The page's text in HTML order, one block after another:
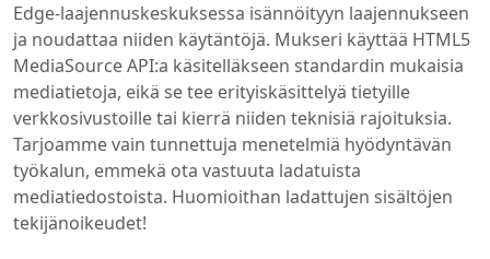
Edge-laajennuskeskuksessa isännöityyn laajennukseen
ja noudattaa niiden käytäntöjä. Mukseri käyttää HTML5
MediaSource API:a käsitelläkseen standardin mukaisia
mediatietoja, eikä se tee erityiskäsittelyä tietyille
verkkosivustoille tai kierrä niiden teknisiä rajoituksia.
Tarjoamme vain tunnettuja menetelmiä hyödyntävän
työkalun, emmekä ota vastuuta ladatuista
mediatiedostoista. Huomioithan ladattujen sisältöjen
tekijänoikeudet!